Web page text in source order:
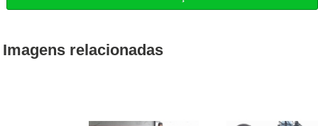
Imagens relacionadas